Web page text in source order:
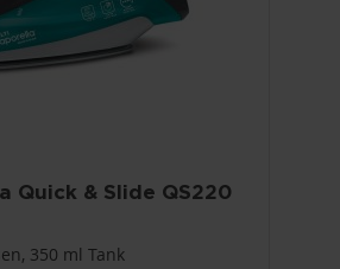
Quick & Slide QS220
350 ml Tank